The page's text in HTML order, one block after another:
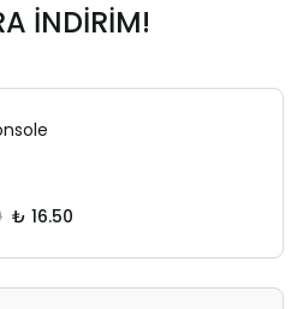
İNDİRİM!
₺ 16.50
gizli sekmede
giriş yapın.